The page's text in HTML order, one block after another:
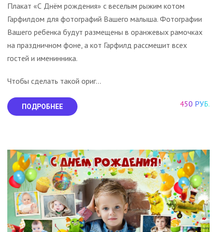
Плакат «С Днём рождения» с веселым рыжим котом
Гарфилдом для фотографий Вашего малыша. Фотографии
Вашего ребенка будут размещены в оранжевых рамочках
на праздничном фоне, а кот Гарфилд рассмешит всех
гостей и именинника.
Чтобы сделать такой ориг...
ПОДРОБНЕЕ 450 РУБ.